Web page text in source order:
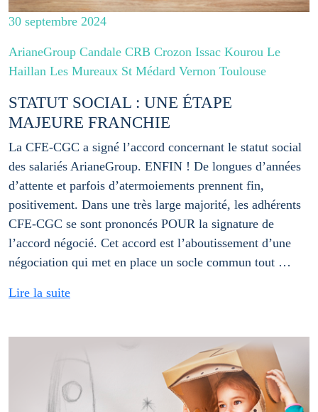
30 septembre 2024
ArianeGroup Candale CRB Crozon Issac Kourou Le
Haillan Les Mureaux St Médard Vernon Toulouse
STATUT SOCIAL : UNE ÉTAPE
MAJEURE FRANCHIE
La CFE-CGC a signé l’accord concernant le statut social
des salariés ArianeGroup. ENFIN ! De longues d’années
d’attente et parfois d’atermoiements prennent fin,
positivement. Dans une très large majorité, les adhérents
CFE-CGC se sont prononcés POUR la signature de
l’accord négocié. Cet accord est l’aboutissement d’une
négociation qui met en place un socle commun tout …
Lire la suite